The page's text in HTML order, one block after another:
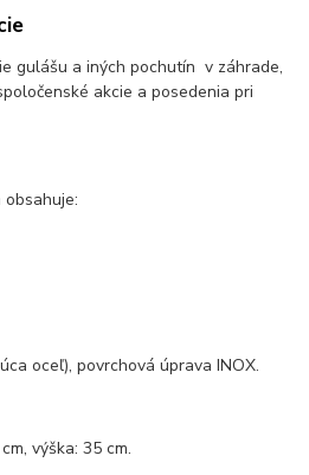
gulášu a iných pochutín v záhrade,
akcie a posedenia pri
oceľ), povrchová úprava INOX.
výška: 35 cm.